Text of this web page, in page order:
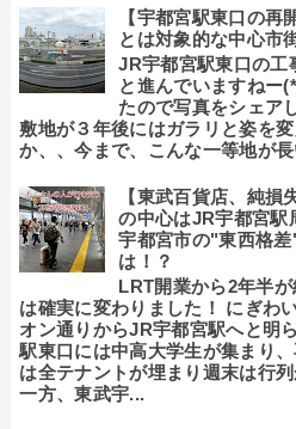
【宇都宮駅東口の再
とは対象的な中心市
JR宇都宮駅東口の工
と進んでいますねー
たので写真をシェア
敷地が３年後にはガラリと姿を
か、、今まで、こんな一等地が
【東武百貨店、純損
の中心はJR宇都宮駅
宇都宮市の"東西格
は！？
LRT開業から2年半
は確実に変わりました！ にぎわ
オン通りからJR宇都宮駅へと明
駅東口には中高大学生が集まり
は全テナントが埋まり週末は行
一方、東武宇...